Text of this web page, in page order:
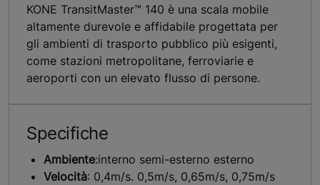
KONE TransitMaster™ 140 è una scala mobile
altamente durevole e affidabile progettata per
gli ambienti di trasporto pubblico più esigenti,
come stazioni metropolitane, ferroviarie e
aeroporti con un elevato flusso di persone.
Specifiche
Ambiente:interno semi-esterno esterno
Velocità: 0,4m/s. 0,5m/s, 0,65m/s, 0,75m/s